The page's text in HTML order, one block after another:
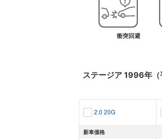
衝突回避
ステージア 1996年（
2.0 20G
新車価格